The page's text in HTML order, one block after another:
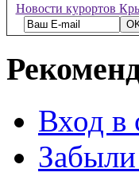
Новости курортов
Вход в